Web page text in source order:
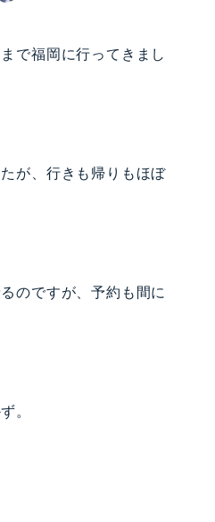
著
で福岡に行ってきまし
が、行きも帰りもほぼ
のですが、予約も間に
。